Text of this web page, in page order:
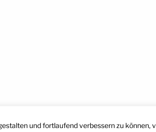
und fortlaufend verbessern zu
InstagramYouTubeMail